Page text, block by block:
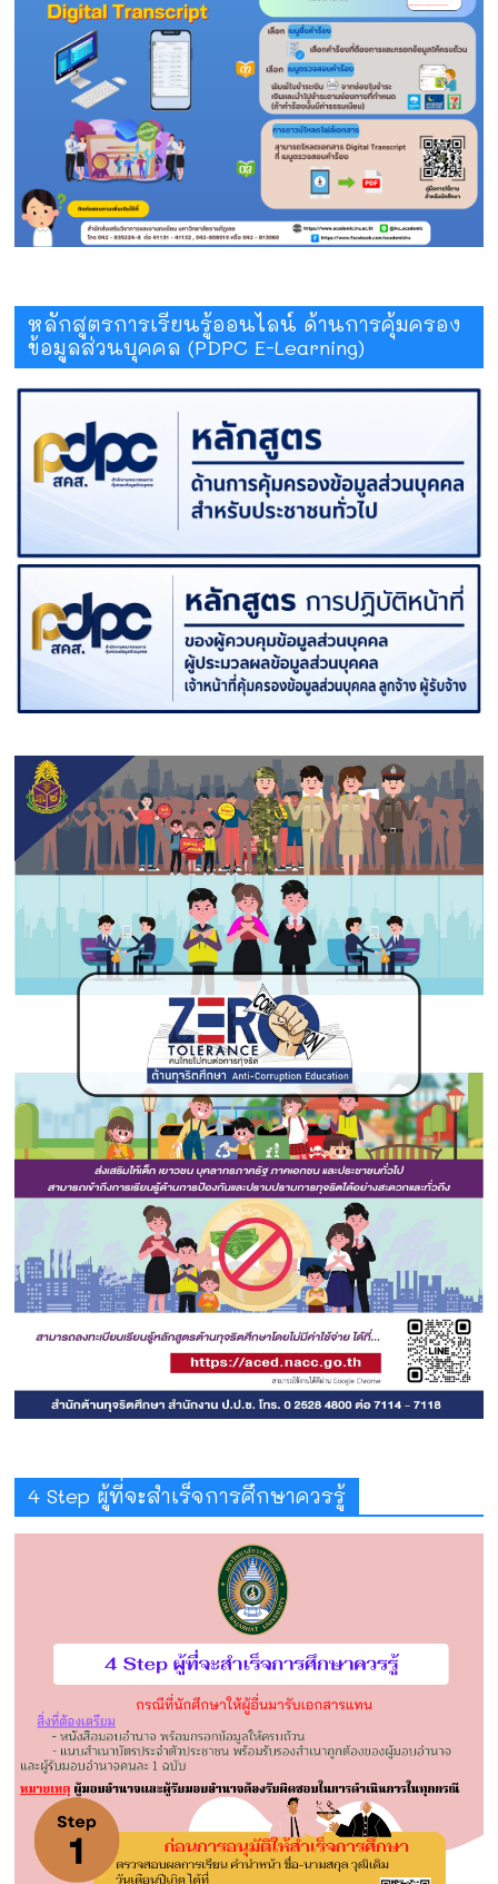
หลักสูตรการเรียนรู้ออนไลน์ ด้านการคุ้มครอง
ข้อมูลส่วนบุคคล (PDPC E-Learning)
4 Step ผู้ที่จะสำเร็จการศึกษาควรรู้